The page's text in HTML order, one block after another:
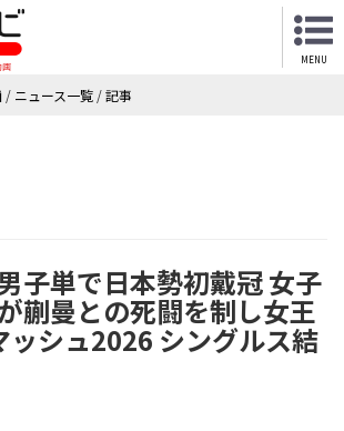
画
MENU
/ ニュース一覧 /記事
子単で日本勢初戴冠 女子
蒯曼との死闘を制し女王
ッシュ2026 シングルス結